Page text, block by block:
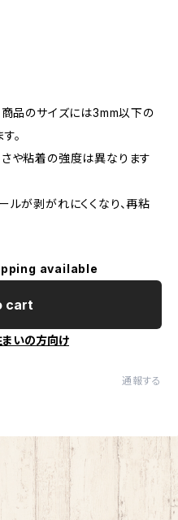
商品のサイズには3mm以下の
。
さや粘着の強度は異なります
ルが剥がれにくくなり、再粘
available
cart
いの方向け
通報する